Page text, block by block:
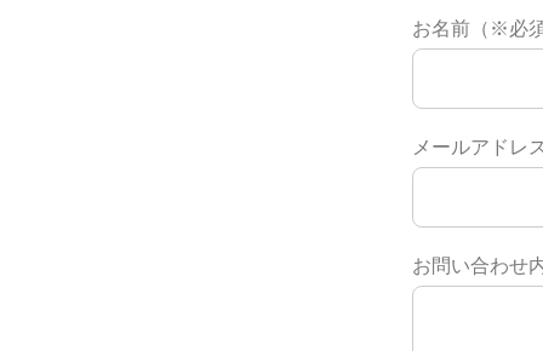
お名前（※必須
メールアドレ
お問い合わせ